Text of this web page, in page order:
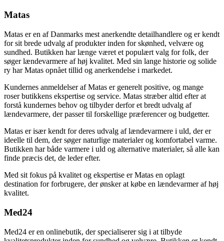
Matas
Matas er en af Danmarks mest anerkendte detailhandlere og er kendt
for sit brede udvalg af produkter inden for skønhed, velvære og
sundhed. Butikken har længe været et populært valg for folk, der
søger lændevarmere af høj kvalitet. Med sin lange historie og solide
ry har Matas opnået tillid og anerkendelse i markedet.
Kundernes anmeldelser af Matas er generelt positive, og mange
roser butikkens ekspertise og service. Matas stræber altid efter at
forstå kundernes behov og tilbyder derfor et bredt udvalg af
lændevarmere, der passer til forskellige præferencer og budgetter.
Matas er især kendt for deres udvalg af lændevarmere i uld, der er
ideelle til dem, der søger naturlige materialer og komfortabel varme.
Butikken har både varmere i uld og alternative materialer, så alle kan
finde præcis det, de leder efter.
Med sit fokus på kvalitet og ekspertise er Matas en oplagt
destination for forbrugere, der ønsker at købe en lændevarmer af høj
kvalitet.
Med24
Med24 er en onlinebutik, der specialiserer sig i at tilbyde